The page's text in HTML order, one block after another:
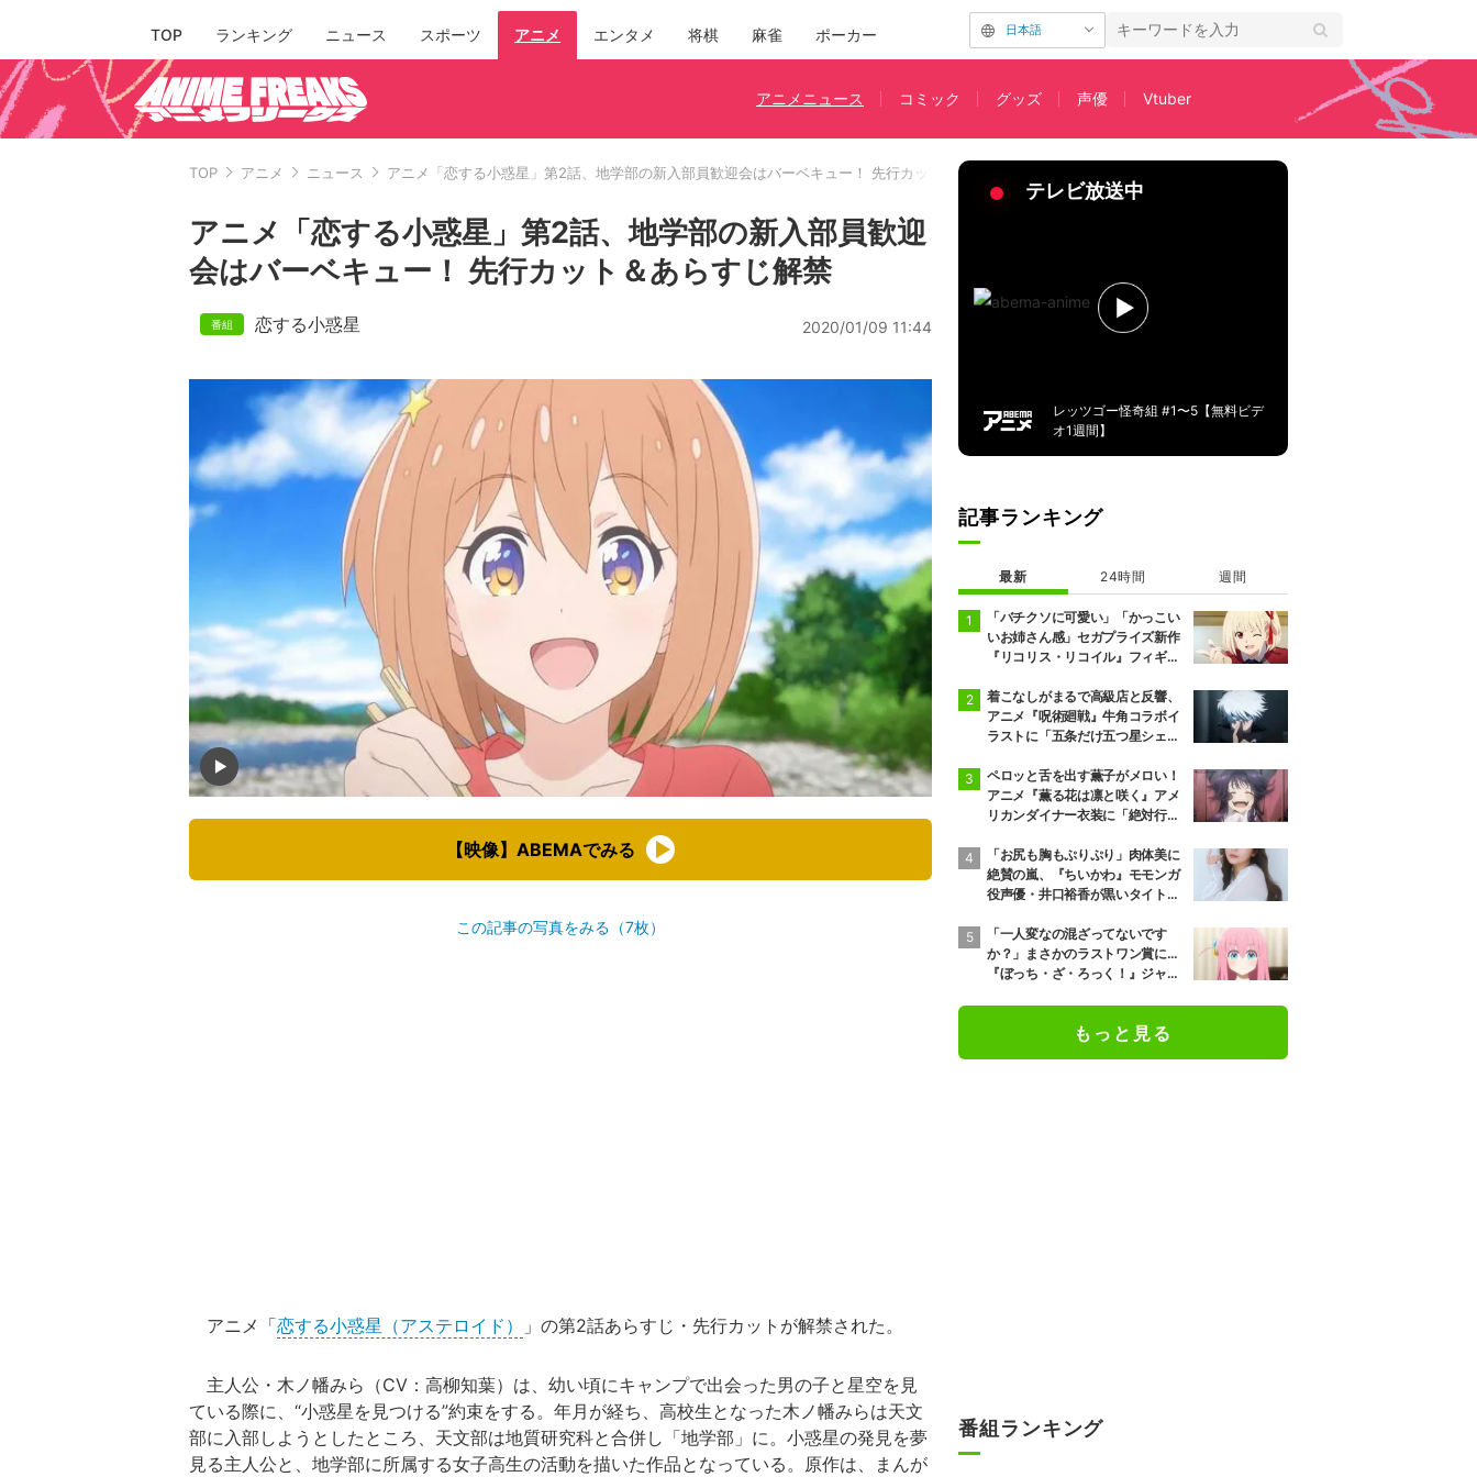
TOP ランキング ニュース スポーツ アニメ エンタメ 将棋 麻雀 ポーカー 日本語
アニメニュース コミック グッズ 声優 Vtuber
TOP アニメ ニュース アニメ「恋する小惑星」第2話、地学部の新入部員歓迎会はバーベキュー！ 先行カット＆あらすじ解禁
アニメ「恋する小惑星」第2話、地学部の新入部員歓迎
会はバーベキュー！ 先行カット＆あらすじ解禁
恋する小惑星 2020/01/09 11:44
【映像】ABEMAでみる
この記事の写真をみる（7枚）
アニメ「恋する小惑星（アステロイド） 」の第2話あらすじ・先行カットが解禁された。
主人公・木ノ幡みら（CV：高柳知葉）は、幼い頃にキャンプで出会った男の子と星空を見
ている際に、“小惑星を見つける”約束をする。年月が経ち、高校生となった木ノ幡みらは天文
部に入部しようとしたところ、天文部は地質研究科と合併し「地学部」に。小惑星の発見を夢
見る主人公と、地学部に所属する女子高生の活動を描いた作品となっている。原作は、まんが
テレビ放送中
レッツゴー怪奇組 #1〜5【無料ビデ
オ1週間】
記事ランキング
最新 24時間 週間
「バチクソに可愛い」「かっこい
いお姉さん感」セガプライズ新作
『リコリス・リコイル』フィギュ
着こなしがまるで高級店と反響、
アニメ『呪術廻戦』牛角コラボイ
ラストに「五条だけ五つ星シェ
ペロッと舌を出す薫子がメロい！
アニメ『薫る花は凛と咲く』アメ
リカンダイナー衣装に「絶対行き
「お尻も胸もぷりぷり」肉体美に
絶賛の嵐、『ちいかわ』モモンガ
役声優・井口裕香が黒いタイトウ
「一人変なの混ざってないです
か？」まさかのラストワン賞に…
『ぼっち・ざ・ろっく！』ジャー
もっと見る
番組ランキング